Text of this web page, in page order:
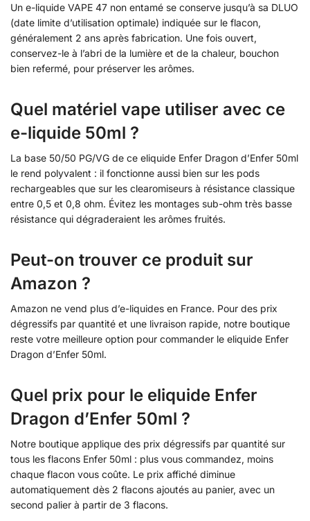
Un e-liquide VAPE 47 non entamé se conserve jusqu’à sa DLUO
(date limite d’utilisation optimale) indiquée sur le flacon,
généralement 2 ans après fabrication. Une fois ouvert,
conservez-le à l’abri de la lumière et de la chaleur, bouchon
bien refermé, pour préserver les arômes.
Quel matériel vape utiliser avec ce
e-liquide 50ml ?
La base 50/50 PG/VG de ce eliquide Enfer Dragon d’Enfer 50ml
le rend polyvalent : il fonctionne aussi bien sur les pods
rechargeables que sur les clearomiseurs à résistance classique
entre 0,5 et 0,8 ohm. Évitez les montages sub-ohm très basse
résistance qui dégraderaient les arômes fruités.
Peut-on trouver ce produit sur
Amazon ?
Amazon ne vend plus d’e-liquides en France. Pour des prix
dégressifs par quantité et une livraison rapide, notre boutique
reste votre meilleure option pour commander le eliquide Enfer
Dragon d’Enfer 50ml.
Quel prix pour le eliquide Enfer
Dragon d’Enfer 50ml ?
Notre boutique applique des prix dégressifs par quantité sur
tous les flacons Enfer 50ml : plus vous commandez, moins
chaque flacon vous coûte. Le prix affiché diminue
automatiquement dès 2 flacons ajoutés au panier, avec un
second palier à partir de 3 flacons.